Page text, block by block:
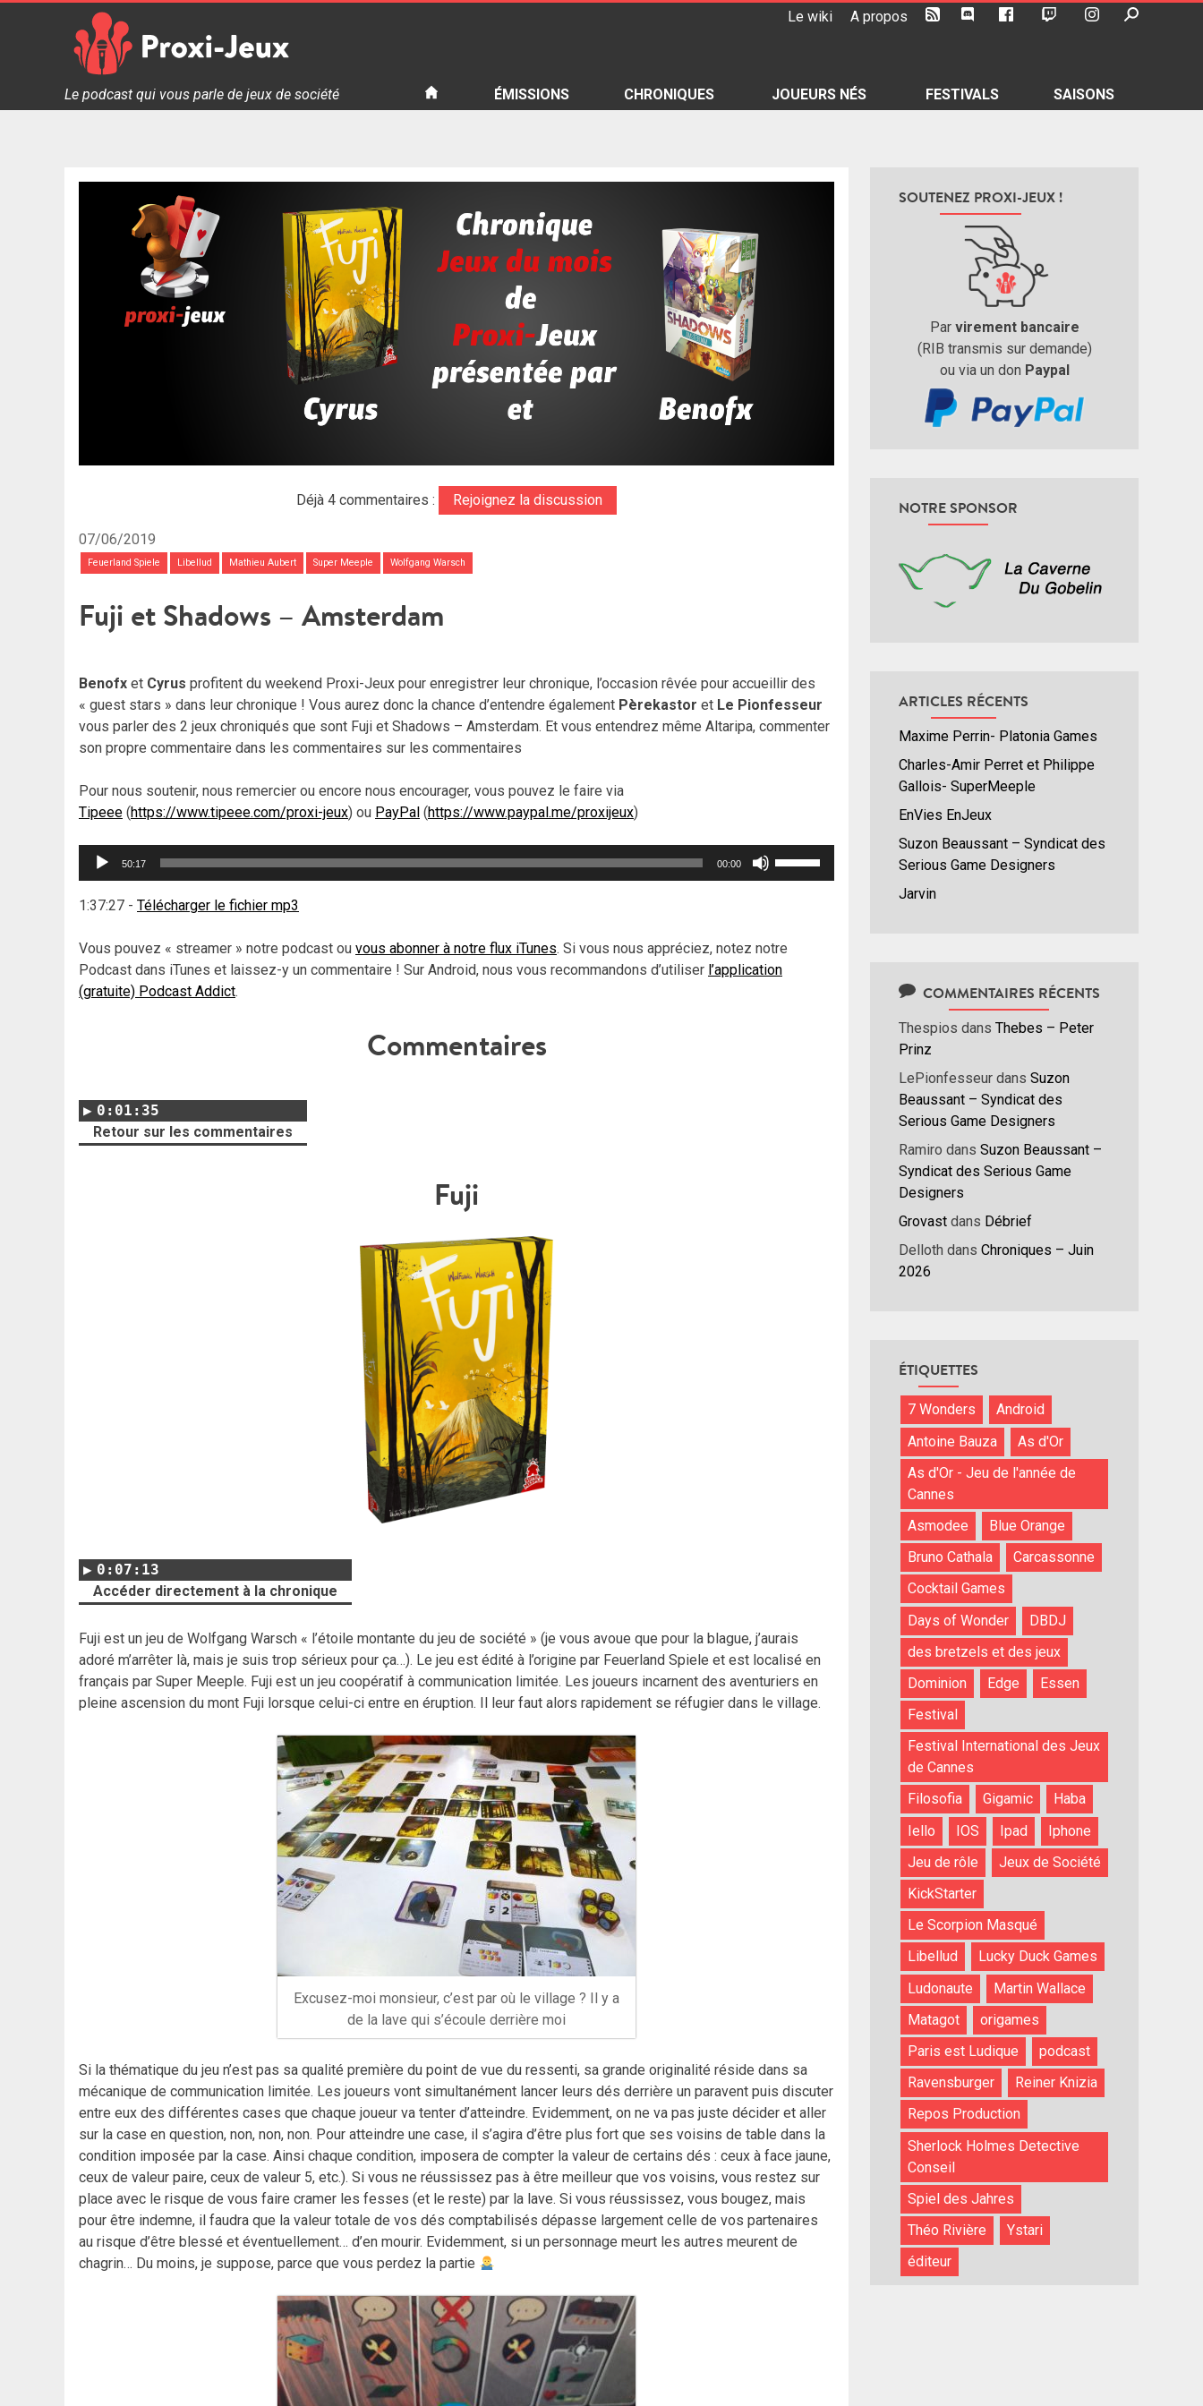
Le wiki A propos
Proxi Jeux - Le podcast qui vous parle de jeux de société
Le podcast qui vous parle de jeux de société ÉMISSIONS CHRONIQUES JOUEURS NÉS FESTIVALS SAISONS
Déjà 4 commentaires : Rejoignez la discussion
07/06/2019
Feuerland Spiele Libellud Mathieu Aubert Super Meeple Wolfgang Warsch
Fuji et Shadows – Amsterdam
Benofx et Cyrus profitent du weekend Proxi-Jeux pour enregistrer leur chronique, l’occasion rêvée pour accueillir des
« guest stars » dans leur chronique ! Vous aurez donc la chance d’entendre également Pèrekastor et Le Pionfesseur
vous parler des 2 jeux chroniqués que sont Fuji et Shadows – Amsterdam. Et vous entendrez même Altaripa, commenter
son propre commentaire dans les commentaires sur les commentaires
Pour nous soutenir, nous remercier ou encore nous encourager, vous pouvez le faire via
Tipeee (https://www.tipeee.com/proxi-jeux) ou PayPal (https://www.paypal.me/proxijeux)
Lecteur
50:17 00:00
1:37:27 - Télécharger le fichier mp3
Vous pouvez « streamer » notre podcast ou vous abonner à notre flux iTunes. Si vous nous appréciez, notez notre
Podcast dans iTunes et laissez-y un commentaire ! Sur Android, nous vous recommandons d’utiliser l’application
(gratuite) Podcast Addict.
Commentaires
0:01:35
Retour sur les commentaires
Fuji
0:07:13
Accéder directement à la chronique
Fuji est un jeu de Wolfgang Warsch « l’étoile montante du jeu de société » (je vous avoue que pour la blague, j’aurais
adoré m’arrêter là, mais je suis trop sérieux pour ça…). Le jeu est édité à l’origine par Feuerland Spiele et est localisé en
français par Super Meeple. Fuji est un jeu coopératif à communication limitée. Les joueurs incarnent des aventuriers en
pleine ascension du mont Fuji lorsque celui-ci entre en éruption. Il leur faut alors rapidement se réfugier dans le village.
Excusez-moi monsieur, c’est par où le village ? Il y a
de la lave qui s’écoule derrière moi
Si la thématique du jeu n’est pas sa qualité première du point de vue du ressenti, sa grande originalité réside dans sa
mécanique de communication limitée. Les joueurs vont simultanément lancer leurs dés derrière un paravent puis discuter
entre eux des différentes cases que chaque joueur va tenter d’atteindre. Evidemment, on ne va pas juste décider et aller
sur la case en question, non, non, non. Pour atteindre une case, il s’agira d’être plus fort que ses voisins de table dans la
condition imposée par la case. Ainsi chaque condition, imposera de compter la valeur de certains dés : ceux à face jaune,
ceux de valeur paire, ceux de valeur 5, etc.). Si vous ne réussissez pas à être meilleur que vos voisins, vous restez sur
place avec le risque de vous faire cramer les fesses (et le reste) par la lave. Si vous réussissez, vous bougez, mais
pour être indemne, il faudra que la valeur totale de vos dés comptabilisés dépasse largement celle de vos partenaires
au risque d’être blessé et éventuellement… d’en mourir. Evidemment, si un personnage meurt les autres meurent de
chagrin… Du moins, je suppose, parce que vous perdez la partie
SOUTENEZ PROXI-JEUX !
Par virement bancaire
(RIB transmis sur demande)
ou via un don Paypal
NOTRE SPONSOR
ARTICLES RÉCENTS
Maxime Perrin- Platonia Games
Charles-Amir Perret et Philippe
Gallois- SuperMeeple
EnVies EnJeux
Suzon Beaussant – Syndicat des
Serious Game Designers
Jarvin
COMMENTAIRES RÉCENTS
Thespios dans Thebes – Peter
Prinz
LePionfesseur dans Suzon
Beaussant – Syndicat des
Serious Game Designers
Ramiro dans Suzon Beaussant –
Syndicat des Serious Game
Designers
Grovast dans Débrief
Delloth dans Chroniques – Juin
2026
ÉTIQUETTES
7 Wonders
Android
Antoine Bauza
As d'Or
As d'Or - Jeu de l'année de
Cannes
Asmodee
Blue Orange
Bruno Cathala
Carcassonne
Cocktail Games
Days of Wonder
DBDJ
des bretzels et des jeux
Dominion
Edge
Essen
Festival
Festival International des Jeux
de Cannes
Filosofia
Gigamic
Haba
Iello
IOS Ipad
Iphone
Jeu de rôle
Jeux de Société
KickStarter
Le Scorpion Masqué
Libellud
Lucky Duck Games
Ludonaute
Martin Wallace
Matagot
origames
Paris est Ludique
podcast
Ravensburger
Reiner Knizia
Repos Production
Sherlock Holmes Detective
Conseil
Spiel des Jahres
Théo Rivière
Ystari
éditeur